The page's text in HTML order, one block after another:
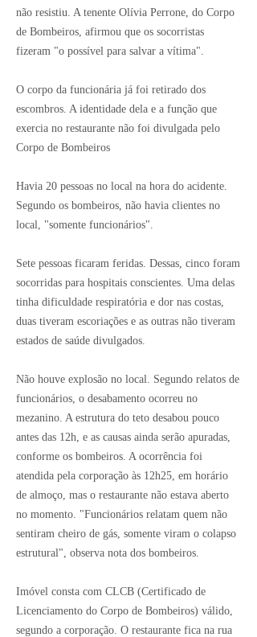
não resistiu. A tenente Olívia Perrone, do Corpo
de Bombeiros, afirmou que os socorristas
fizeram "o possível para salvar a vítima".
O corpo da funcionária já foi retirado dos
escombros. A identidade dela e a função que
exercia no restaurante não foi divulgada pelo
Corpo de Bombeiros
Havia 20 pessoas no local na hora do acidente.
Segundo os bombeiros, não havia clientes no
local, "somente funcionários".
Sete pessoas ficaram feridas. Dessas, cinco foram
socorridas para hospitais conscientes. Uma delas
tinha dificuldade respiratória e dor nas costas,
duas tiveram escoriações e as outras não tiveram
estados de saúde divulgados.
Não houve explosão no local. Segundo relatos de
funcionários, o desabamento ocorreu no
mezanino. A estrutura do teto desabou pouco
antes das 12h, e as causas ainda serão apuradas,
conforme os bombeiros. A ocorrência foi
atendida pela corporação às 12h25, em horário
de almoço, mas o restaurante não estava aberto
no momento. "Funcionários relatam quem não
sentiram cheiro de gás, somente viram o colapso
estrutural", observa nota dos bombeiros.
Imóvel consta com CLCB (Certificado de
Licenciamento do Corpo de Bombeiros) válido,
segundo a corporação. O restaurante fica na rua